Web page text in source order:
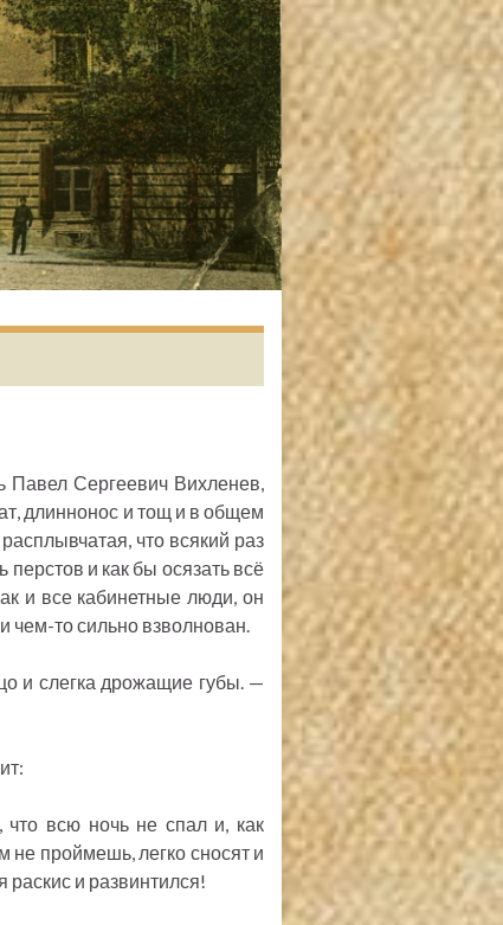
Павел Сергеевич Вихленев,
длиннонос и тощ и в общем
что всякий раз
перстов и как бы осязать всё
и все кабинетные люди, он
чем-то сильно взволнован.
и слегка дрожащие губы. —
что всю ночь не спал и, как
не проймешь, легко сносят и
раскис и развинтился!